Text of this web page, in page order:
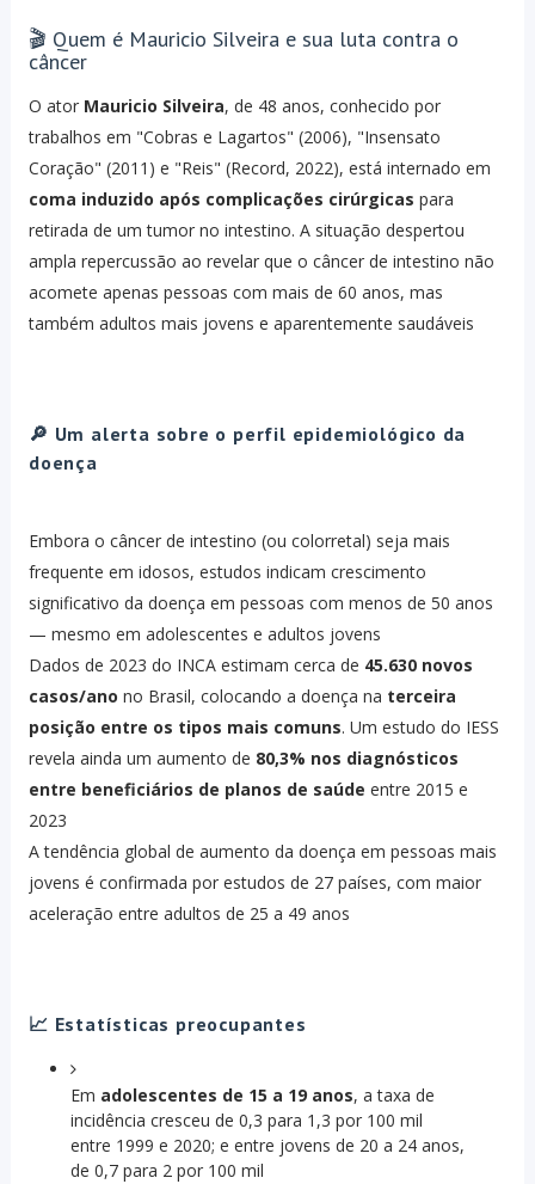
🎬 Quem é Mauricio Silveira e sua luta contra o
câncer
O ator Mauricio Silveira, de 48 anos, conhecido por
trabalhos em "Cobras e Lagartos" (2006), "Insensato
Coração" (2011) e "Reis" (Record, 2022), está internado em
coma induzido após complicações cirúrgicas para
retirada de um tumor no intestino. A situação despertou
ampla repercussão ao revelar que o câncer de intestino não
acomete apenas pessoas com mais de 60 anos, mas
também adultos mais jovens e aparentemente saudáveis
🔎 Um alerta sobre o perfil epidemiológico da
doença
Embora o câncer de intestino (ou colorretal) seja mais
frequente em idosos, estudos indicam crescimento
significativo da doença em pessoas com menos de 50 anos
— mesmo em adolescentes e adultos jovens
Dados de 2023 do INCA estimam cerca de 45.630 novos
casos/ano no Brasil, colocando a doença na terceira
posição entre os tipos mais comuns. Um estudo do IESS
revela ainda um aumento de 80,3% nos diagnósticos
entre beneficiários de planos de saúde entre 2015 e
2023
A tendência global de aumento da doença em pessoas mais
jovens é confirmada por estudos de 27 países, com maior
aceleração entre adultos de 25 a 49 anos
📈 Estatísticas preocupantes
Em adolescentes de 15 a 19 anos, a taxa de
incidência cresceu de 0,3 para 1,3 por 100 mil
entre 1999 e 2020; e entre jovens de 20 a 24 anos,
de 0,7 para 2 por 100 mil